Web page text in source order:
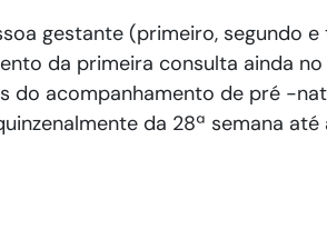
gestante (primeiro, segundo
da primeira consulta ainda no
do acompanhamento de pré -
da 28ª semana até